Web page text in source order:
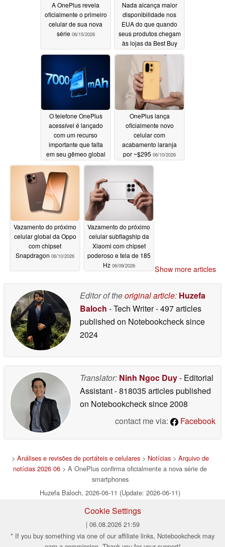
A OnePlus revela
oficialmente o primeiro
celular de sua nova
série 06/15/2026
Nada alcança maior
disponibilidade nos
EUA do que quando
seus produtos chegam
às lojas da Best Buy
06/14/2026
O telefone OnePlus
acessível é lançado
com um recurso
importante que falta
em seu gêmeo global
06/10/2026
OnePlus lança
oficialmente novo
celular com
acabamento laranja
por ~$295 06/10/2026
Vazamento do próximo
celular global da Oppo
com chipset
Snapdragon 06/10/2026
Vazamento do próximo
celular subflagship da
Xiaomi com chipset
poderoso e tela de 185
Hz 06/09/2026 Show more articles
Editor of theoriginal article: Huzefa
Baloch - Tech Writer- 497 articles
published on Notebookchecksince
2024
Translator: Ninh Ngoc Duy- Editorial
Assistant- 818035 articles published
on Notebookchecksince 2008
contact me via:
Facebook
> Análises e revisões de portáteis e celulares> Notícias> Arquivo de
notícias 2026 06 > A OnePlus confirma oficialmente a nova série de
smartphones
Huzefa Baloch, 2026-06-11 (Update: 2026-06-11)
Cookie Settings
| 06.08.2026 21:59
* If you buy something via one of our affiliate links, Notebookcheck may